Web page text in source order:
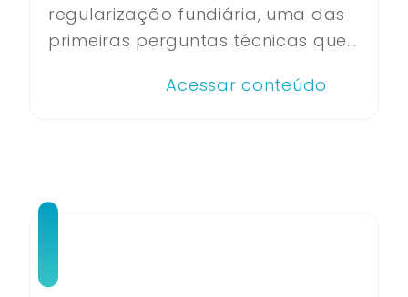
regularização fundiária, uma das
primeiras perguntas técnicas que...
Acessar conteúdo